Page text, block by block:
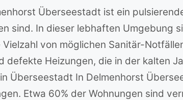
Überseestadt ist ein
sind. In dieser lebhaften Umgebung
von möglichen Sanitär-
defekte Heizungen, die in der kalten
Überseestadt In Delmenhorst
Etwa 60% der Wohnungen sind